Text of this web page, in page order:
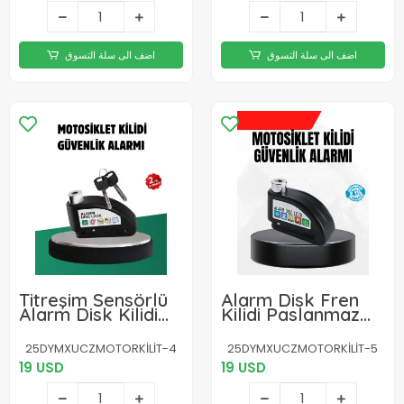
اضف الى سلة التسوق اضف الى سلة التسوق
Titreşim Sensörlü
Alarm Disk Kilidi
Motosiklet
Scooter Bisiklet
25DYMXUCZMOTORKİLİT-4
19 USD
Alarm Disk Fren
Kilidi Paslanmaz
Çelik Motosiklet
Scooter Bisiklet
25DYMXUCZMOTORKİLİT-5
19 USD